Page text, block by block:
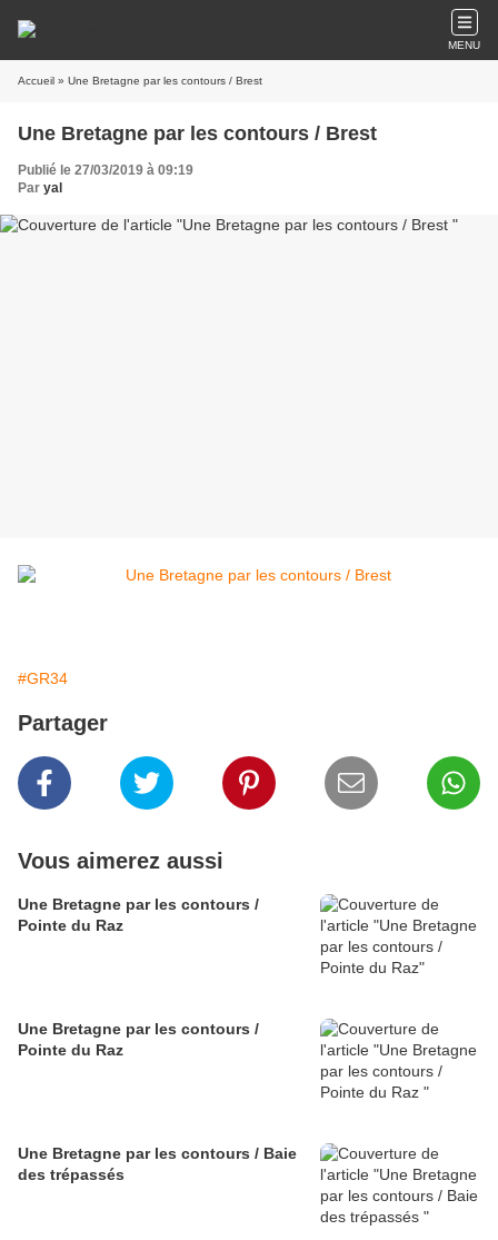
MENU
Accueil » Une Bretagne par les contours / Brest
Une Bretagne par les contours / Brest
Publié le 27/03/2019 à 09:19
Par yal
#GR34
Partager
Vous aimerez aussi
Une Bretagne par les contours /
Pointe du Raz
Une Bretagne par les contours /
Pointe du Raz
Une Bretagne par les contours / Baie
des trépassés